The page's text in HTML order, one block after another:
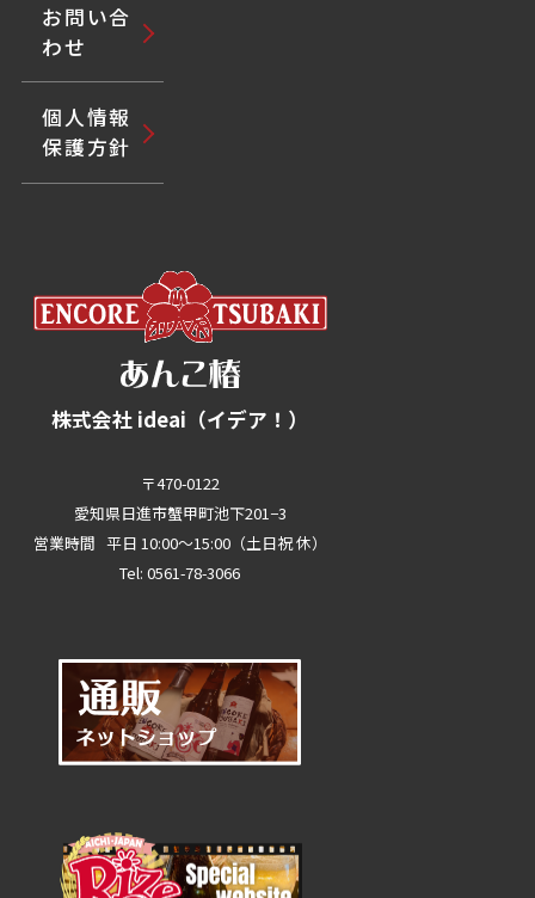
お問い合
わせ
個人情報
保護方針
株式会社 ideai（イデア！）
〒470-0122
愛知県日進市蟹甲町池下201−3
営業時間 平日 10:00～15:00（土日祝 休）
Tel: 0561-78-3066